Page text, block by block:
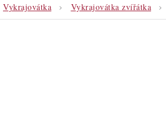
Vykrajovátka Vykrajovátka zvířátka